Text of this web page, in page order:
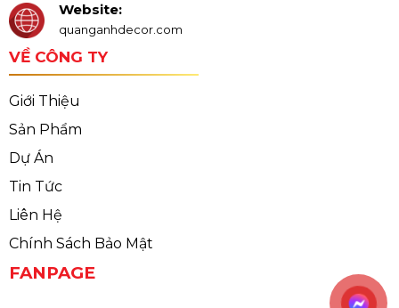
Website:
quanganhdecor.com
VỀ CÔNG TY
Giới Thiệu
Sản Phẩm
Dự Án
Tin Tức
Liên Hệ
Chính Sách Bảo Mật
FANPAGE